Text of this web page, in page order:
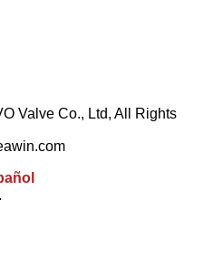
Valve Co., Ltd, All Rights
.